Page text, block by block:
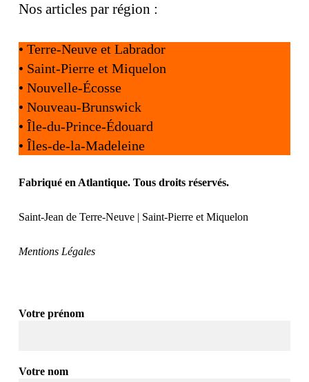
Nos articles par région :
• Terre-Neuve et Labrador
• Saint-Pierre et Miquelon
• Nouvelle-Écosse
• Nouveau-Brunswick
• Île-du-Prince-Édouard
• Îles-de-la-Madeleine
Fabriqué en Atlantique. Tous droits réservés.
Saint-Jean de Terre-Neuve | Saint-Pierre et Miquelon
Mentions Légales
Votre prénom
Votre nom